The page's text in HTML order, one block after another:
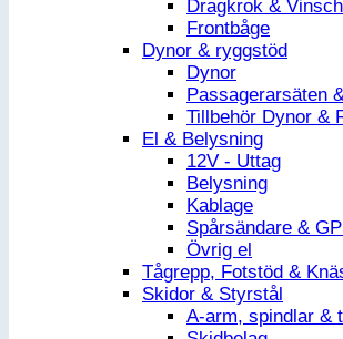
Dragkrok & Vinsch
Frontbåge
Dynor & ryggstöd
Dynor
Passagerarsäten
Tillbehör Dynor &
El & Belysning
12V - Uttag
Belysning
Kablage
Spårsändare &
Övrig el
Tågrepp, Fotstöd &
Skidor & Styrstål
A-arm, spindlar &